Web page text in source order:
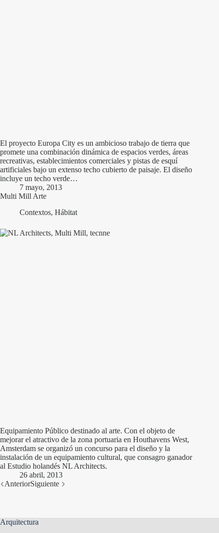
El proyecto Europa City es un ambicioso trabajo de tierra que
promete una combinación dinámica de espacios verdes, áreas
recreativas, establecimientos comerciales y pistas de esquí
artificiales bajo un extenso techo cubierto de paisaje. El diseño
incluye un techo verde…
7 mayo, 2013
Multi Mill Arte
Contextos, Hábitat
Equipamiento Público destinado al arte. Con el objeto de
mejorar el atractivo de la zona portuaria en Houthavens West,
Amsterdam se organizó un concurso para el diseño y la
instalación de un equipamiento cultural, que consagro ganador
al Estudio holandés NL Architects.
26 abril, 2013
AnteriorSiguiente
Arquitectura